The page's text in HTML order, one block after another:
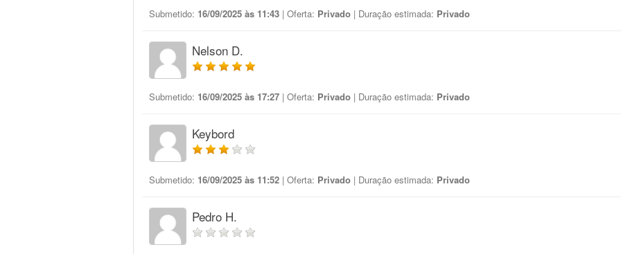
Submetido: 16/09/2025 às 11:43 | Oferta: Privado | Duração estimada: Privado
Nelson D.
Submetido: 16/09/2025 às 17:27 | Oferta: Privado | Duração estimada: Privado
Keybord
Submetido: 16/09/2025 às 11:52 | Oferta: Privado | Duração estimada: Privado
Pedro H.